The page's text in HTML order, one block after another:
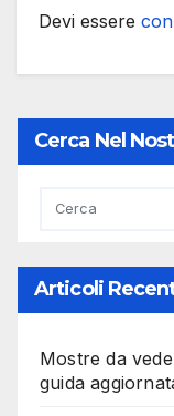
Devi essere
Cerca Nel
Articoli
Mostre da
guida